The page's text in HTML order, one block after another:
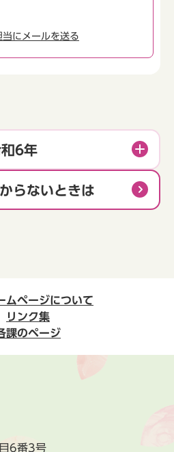
にメールを送る
6年
らないときは
ムページについて
リンク集
課のページ
6番3号